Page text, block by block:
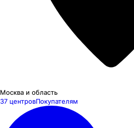
Москва и область
37 центровПокупателям